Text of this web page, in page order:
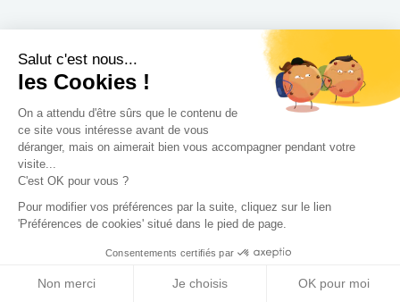
Salut c'est nous...
les Cookies !
On a attendu d'être sûrs que le contenu de
ce site vous intéresse avant de vous
déranger, mais on aimerait bien vous accompagner pendant votre
visite...
C'est OK pour vous ?
Pour modifier vos préférences par la suite, cliquez sur le lien
'Préférences de cookies' situé dans le pied de page.
Consentements certifiés par
Non merci Je choisis OK pour moi
Archidvisor
À propos
Notre blog
Presse
Nos partenaires
Nous contacter
CGV / CGU
Politique de confidentialité
Gestion des cookies